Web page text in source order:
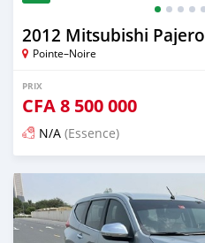
2012 Mitsubishi Pajero
Pointe–Noire
PRIX
CFA8 500 000
N/A (Essence)
Publié il y a plus d'un an